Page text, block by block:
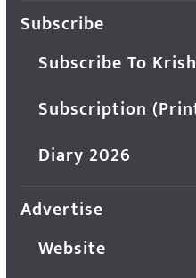
Subscribe
Subscribe To
Subscription
Diary 2026
Advertise
Website